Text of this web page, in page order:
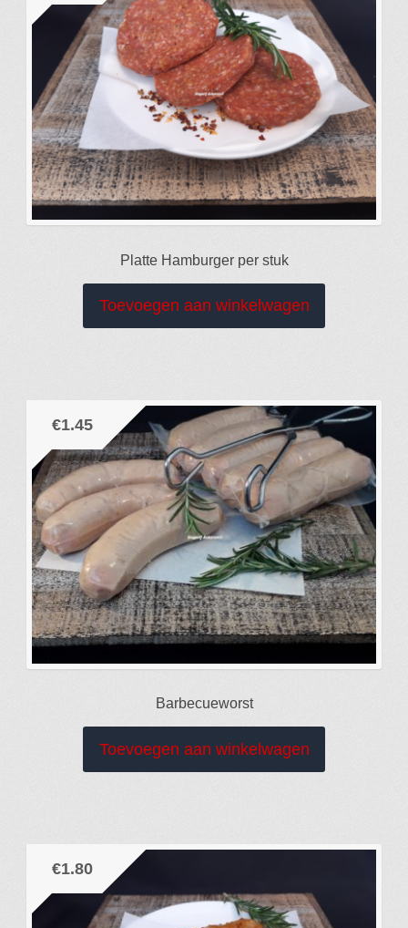
Week Reclame
Cadeau Tips
Gebruiksaanwijzing
Openingstijden
Platte Hamburger per stuk
Toevoegen aan winkelwagen
Barbecueworst
€1.45
Toevoegen aan winkelwagen
€1.80